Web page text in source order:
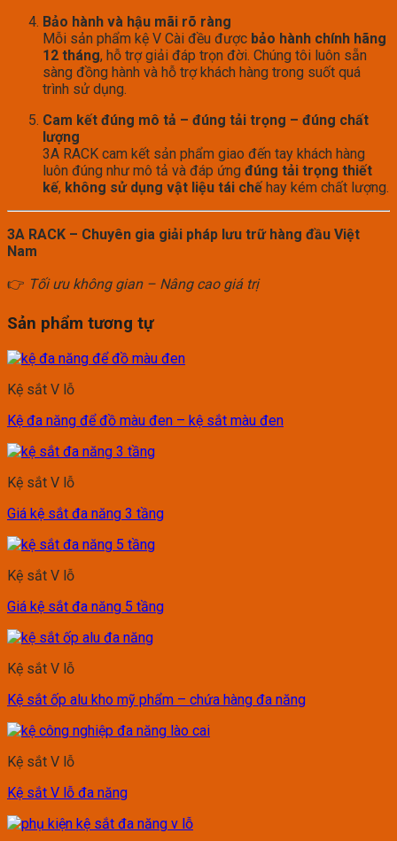
Bảo hành và hậu mãi rõ ràng
Mỗi sản phẩm kệ V Cài đều được bảo hành chính hãng
12 tháng, hỗ trợ giải đáp trọn đời. Chúng tôi luôn sẵn
sàng đồng hành và hỗ trợ khách hàng trong suốt quá
trình sử dụng.
Cam kết đúng mô tả – đúng tải trọng – đúng chất
lượng
3A RACK cam kết sản phẩm giao đến tay khách hàng
luôn đúng như mô tả và đáp ứng đúng tải trọng thiết
kế, không sử dụng vật liệu tái chếhay kém chất lượng.
3A RACK – Chuyên gia giải pháp lưu trữ hàng đầu Việt
Nam
👉 Tối ưu không gian – Nâng cao giá trị
Sản phẩm tương tự
Kệ sắt V lỗ
Kệ đa năng để đồ màu đen – kệ sắt màu đen
Kệ sắt V lỗ
Giá kệ sắt đa năng 3 tầng
Kệ sắt V lỗ
Giá kệ sắt đa năng 5 tầng
Kệ sắt V lỗ
Kệ sắt ốp alu kho mỹ phẩm – chứa hàng đa năng
Kệ sắt V lỗ
Kệ sắt V lỗ đa năng